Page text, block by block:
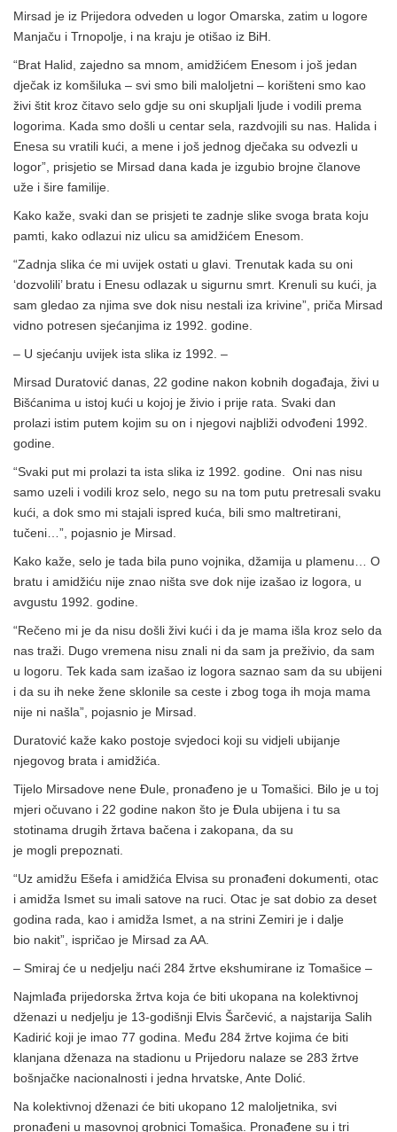
Mirsad je iz Prijedora odveden u logor Omarska, zatim u logore
Manjaču i Trnopolje, i na kraju je otišao iz BiH.
“Brat Halid, zajedno sa mnom, amidžićem Enesom i još jedan
dječak iz komšiluka – svi smo bili maloljetni – korišteni smo kao
živi štit kroz čitavo selo gdje su oni skupljali ljude i vodili prema
logorima. Kada smo došli u centar sela, razdvojili su nas. Halida i
Enesa su vratili kući, a mene i još jednog dječaka su odvezli u
logor”, prisjetio se Mirsad dana kada je izgubio brojne članove
uže i šire familije.
Kako kaže, svaki dan se prisjeti te zadnje slike svoga brata koju
pamti, kako odlazui niz ulicu sa amidžićem Enesom.
“Zadnja slika će mi uvijek ostati u glavi. Trenutak kada su oni
‘dozvolili’ bratu i Enesu odlazak u sigurnu smrt. Krenuli su kući, ja
sam gledao za njima sve dok nisu nestali iza krivine”, priča Mirsad
vidno potresen sjećanjima iz 1992. godine.
– U sjećanju uvijek ista slika iz 1992. –
Mirsad Duratović danas, 22 godine nakon kobnih događaja, živi u
Bišćanima u istoj kući u kojoj je živio i prije rata. Svaki dan
prolazi istim putem kojim su on i njegovi najbliži odvođeni 1992.
godine.
“Svaki put mi prolazi ta ista slika iz 1992. godine. Oni nas nisu
samo uzeli i vodili kroz selo, nego su na tom putu pretresali svaku
kući, a dok smo mi stajali ispred kuća, bili smo maltretirani,
tučeni…”, pojasnio je Mirsad.
Kako kaže, selo je tada bila puno vojnika, džamija u plamenu… O
bratu i amidžiću nije znao ništa sve dok nije izašao iz logora, u
avgustu 1992. godine.
“Rečeno mi je da nisu došli živi kući i da je mama išla kroz selo da
nas traži. Dugo vremena nisu znali ni da sam ja preživio, da sam
u logoru. Tek kada sam izašao iz logora saznao sam da su ubijeni
i da su ih neke žene sklonile sa ceste i zbog toga ih moja mama
nije ni našla”, pojasnio je Mirsad.
Duratović kaže kako postoje svjedoci koji su vidjeli ubijanje
njegovog brata i amidžića.
Tijelo Mirsadove nene Đule, pronađeno je u Tomašici. Bilo je u toj
mjeri očuvano i 22 godine nakon što je Đula ubijena i tu sa
stotinama drugih žrtava bačena i zakopana, da su
je mogli prepoznati.
“Uz amidžu Ešefa i amidžića Elvisa su pronađeni dokumenti, otac
i amidža Ismet su imali satove na ruci. Otac je sat dobio za deset
godina rada, kao i amidža Ismet, a na strini Zemiri je i dalje
bio nakit”, ispričao je Mirsad za AA.
– Smiraj će u nedjelju naći 284 žrtve ekshumirane iz Tomašice –
Najmlađa prijedorska žrtva koja će biti ukopana na kolektivnoj
dženazi u nedjelju je 13-godišnji Elvis Šarčević, a najstarija Salih
Kadirić koji je imao 77 godina. Među 284 žrtve kojima će biti
klanjana dženaza na stadionu u Prijedoru nalaze se 283 žrtve
bošnjačke nacionalnosti i jedna hrvatske, Ante Dolić.
Na kolektivnoj dženazi će biti ukopano 12 maloljetnika, svi
pronađeni u masovnoj grobnici Tomašica. Pronađene su i tri